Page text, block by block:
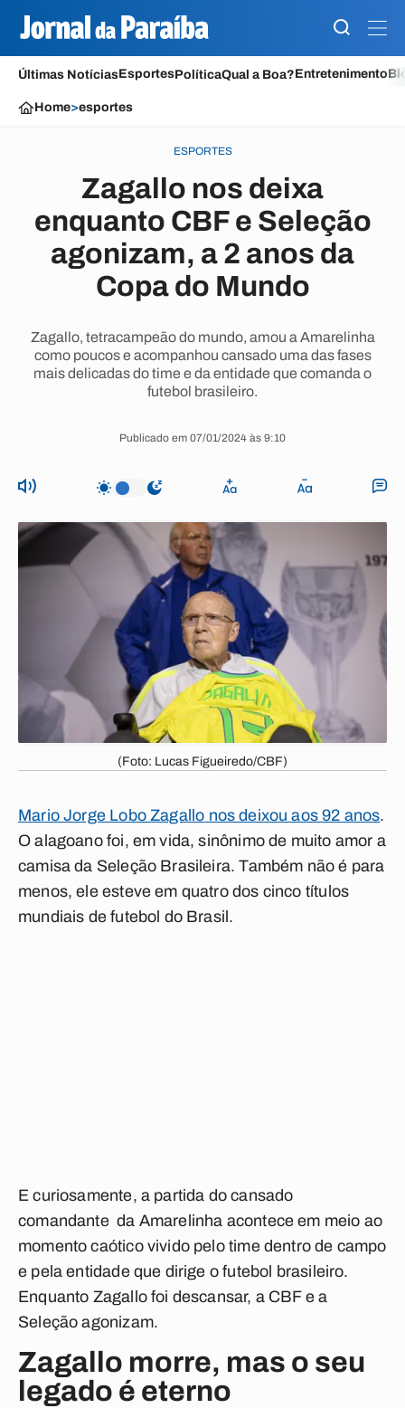
Últimas NotíciasEsportesPolíticaQual a Boa?Entretenimento
Home>esportes
ESPORTES
Zagallo nos deixa
enquanto CBF e Seleção
agonizam, a 2 anos da
Copa do Mundo
Zagallo, tetracampeão do mundo, amou a Amarelinha
como poucos e acompanhou cansado uma das fases
mais delicadas do time e da entidade que comanda o
futebol brasileiro.
Publicado em 07/01/2024 às 9:10
(Foto: Lucas Figueiredo/CBF)
Mario Jorge Lobo Zagallo nos deixou aos 92 anos.
O alagoano foi, em vida, sinônimo de muito amor a
camisa da Seleção Brasileira. Também não é para
menos, ele esteve em quatro dos cinco títulos
mundiais de futebol do Brasil.
E curiosamente, a partida do cansado
comandante da Amarelinha acontece em meio ao
momento caótico vivido pelo time dentro de campo
e pela entidade que dirige o futebol brasileiro.
Enquanto Zagallo foi descansar, a CBF e a
Seleção agonizam.
Zagallo morre, mas o seu
legado é eterno